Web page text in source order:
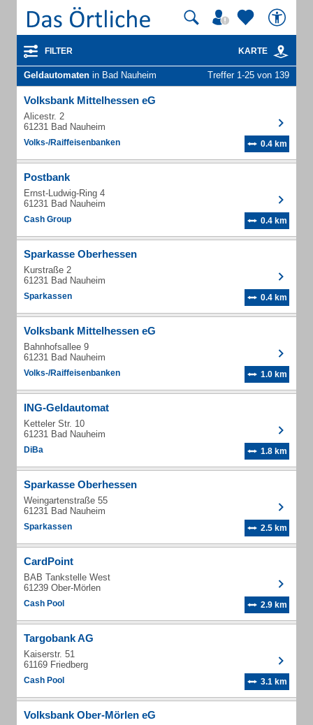
FILTER KARTE
Geldautomaten in Bad Nauheim Treffer 1-25 von 139
Volksbank Mittelhessen eG
Alicestr. 2
61231 Bad Nauheim
Volks-/Raiffeisenbanken 0.4 km
Postbank
Ernst-Ludwig-Ring 4
61231 Bad Nauheim
Cash Group 0.4 km
Sparkasse Oberhessen
Kurstraße 2
61231 Bad Nauheim
Sparkassen 0.4 km
Volksbank Mittelhessen eG
Bahnhofsallee 9
61231 Bad Nauheim
Volks-/Raiffeisenbanken 1.0 km
ING-Geldautomat
Ketteler Str. 10
61231 Bad Nauheim
DiBa 1.8 km
Sparkasse Oberhessen
Weingartenstraße 55
61231 Bad Nauheim
Sparkassen 2.5 km
CardPoint
BAB Tankstelle West
61239 Ober-Mörlen
Cash Pool 2.9 km
Targobank AG
Kaiserstr. 51
61169 Friedberg
Cash Pool 3.1 km
Volksbank Ober-Mörlen eG